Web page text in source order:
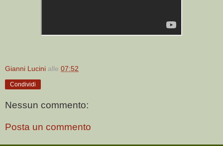
Gianni Lucini alle 07:52
Condividi
Nessun commento:
Posta un commento